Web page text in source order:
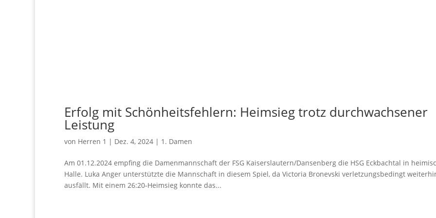
Erfolg mit Schönheitsfehlern: Heimsieg trotz durchwachsener
Leistung
von Herren 1 | Dez. 4, 2024 | 1. Damen
Am 01.12.2024 empfing die Damenmannschaft der FSG Kaiserslautern/Dansenberg die HSG Eckbachtal in
Halle. Luka Anger unterstützte die Mannschaft in diesem Spiel, da Victoria Bronevski verletzungsbedingt
ausfällt. Mit einem 26:20-Heimsieg konnte das...